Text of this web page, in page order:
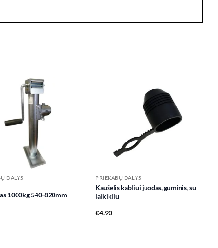
DALYS
1000kg 540-820mm
wishlist
PRIEKABŲ DALYS
Kaušelis kabliui juodas, guminis, su
laikikliu
€4.90